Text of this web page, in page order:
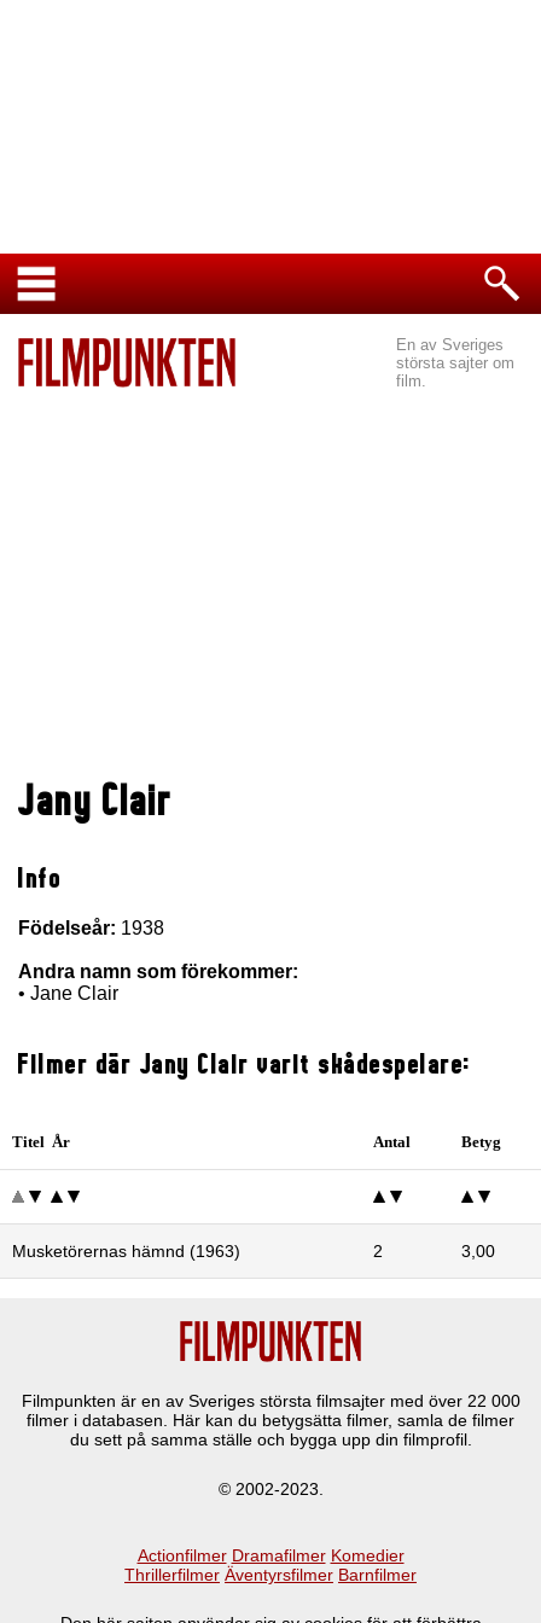
En av Sveriges
största sajter om
film.
Jany Clair
Info
Födelseår: 1938
Andra namn som förekommer:
• Jane Clair
Filmer där Jany Clair varit skådespelare:
Titel År Antal Betyg
Musketörernas hämnd (1963) 2 3,00
Filmpunkten är en av Sveriges största filmsajter med över 22 000
filmer i databasen. Här kan du betygsätta filmer, samla de filmer
du sett på samma ställe och bygga upp din filmprofil.
© 2002-2023.
Actionfilmer Dramafilmer Komedier
Thrillerfilmer Äventyrsfilmer Barnfilmer